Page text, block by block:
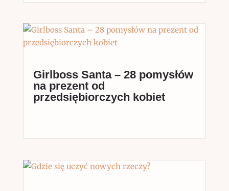
Girlboss Santa – 28 pomysłów
na prezent od
przedsiębiorczych kobiet